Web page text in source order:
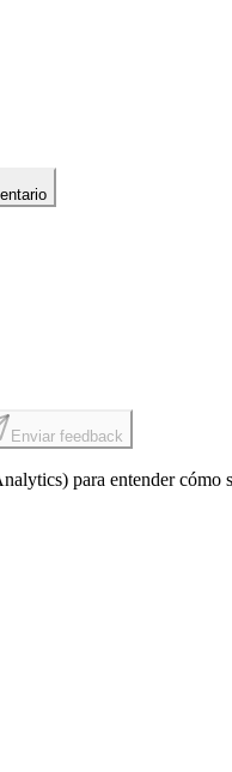
Enviar feedback
para entender cómo